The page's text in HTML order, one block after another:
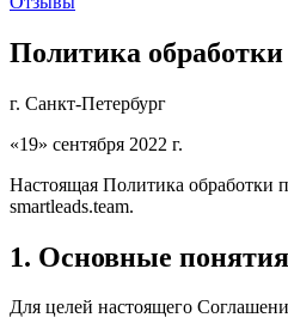
Политика
г. Санкт-Петербург
«19» сентября 2022 г.
Настоящая Политика обработки
smartleads.team.
1. Основные понятия
Для целей настоящего